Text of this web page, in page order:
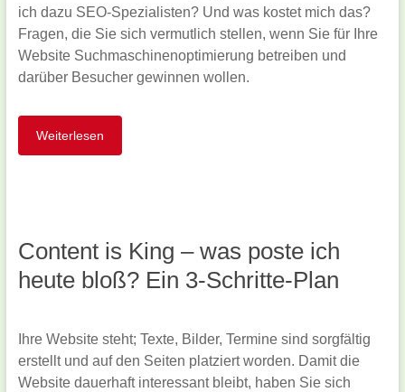
ich dazu SEO-Spezialisten? Und was kostet mich das?
Fragen, die Sie sich vermutlich stellen, wenn Sie für Ihre
Website Suchmaschinenoptimierung betreiben und
darüber Besucher gewinnen wollen.
Weiterlesen
Content is King – was poste ich
heute bloß? Ein 3-Schritte-Plan
Ihre Website steht; Texte, Bilder, Termine sind sorgfältig
erstellt und auf den Seiten platziert worden. Damit die
Website dauerhaft interessant bleibt, haben Sie sich